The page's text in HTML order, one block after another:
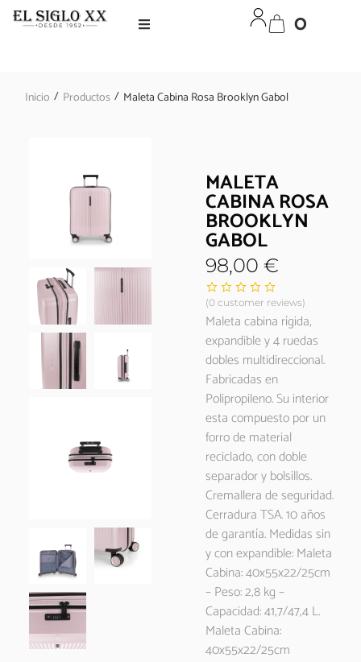
0
Inicio / Productos / Maleta Cabina Rosa Brooklyn Gabol
MALETA
CABINA ROSA
BROOKLYN
GABOL
98,00€
(0 customer reviews)
Maleta cabina rígida,
expandible y 4 ruedas
dobles multidireccional.
Fabricadas en
Polipropileno. Su interior
esta compuesto por un
forro de material
reciclado, con doble
separador y bolsillos.
Cremallera de seguridad.
Cerradura TSA. 10 años
de garantía. Medidas sin
y con expandible: Maleta
Cabina: 40x55x22/25cm
– Peso: 2,8 kg –
Capacidad: 41,7/47,4 L.
Maleta Cabina:
40x55x22/25cm